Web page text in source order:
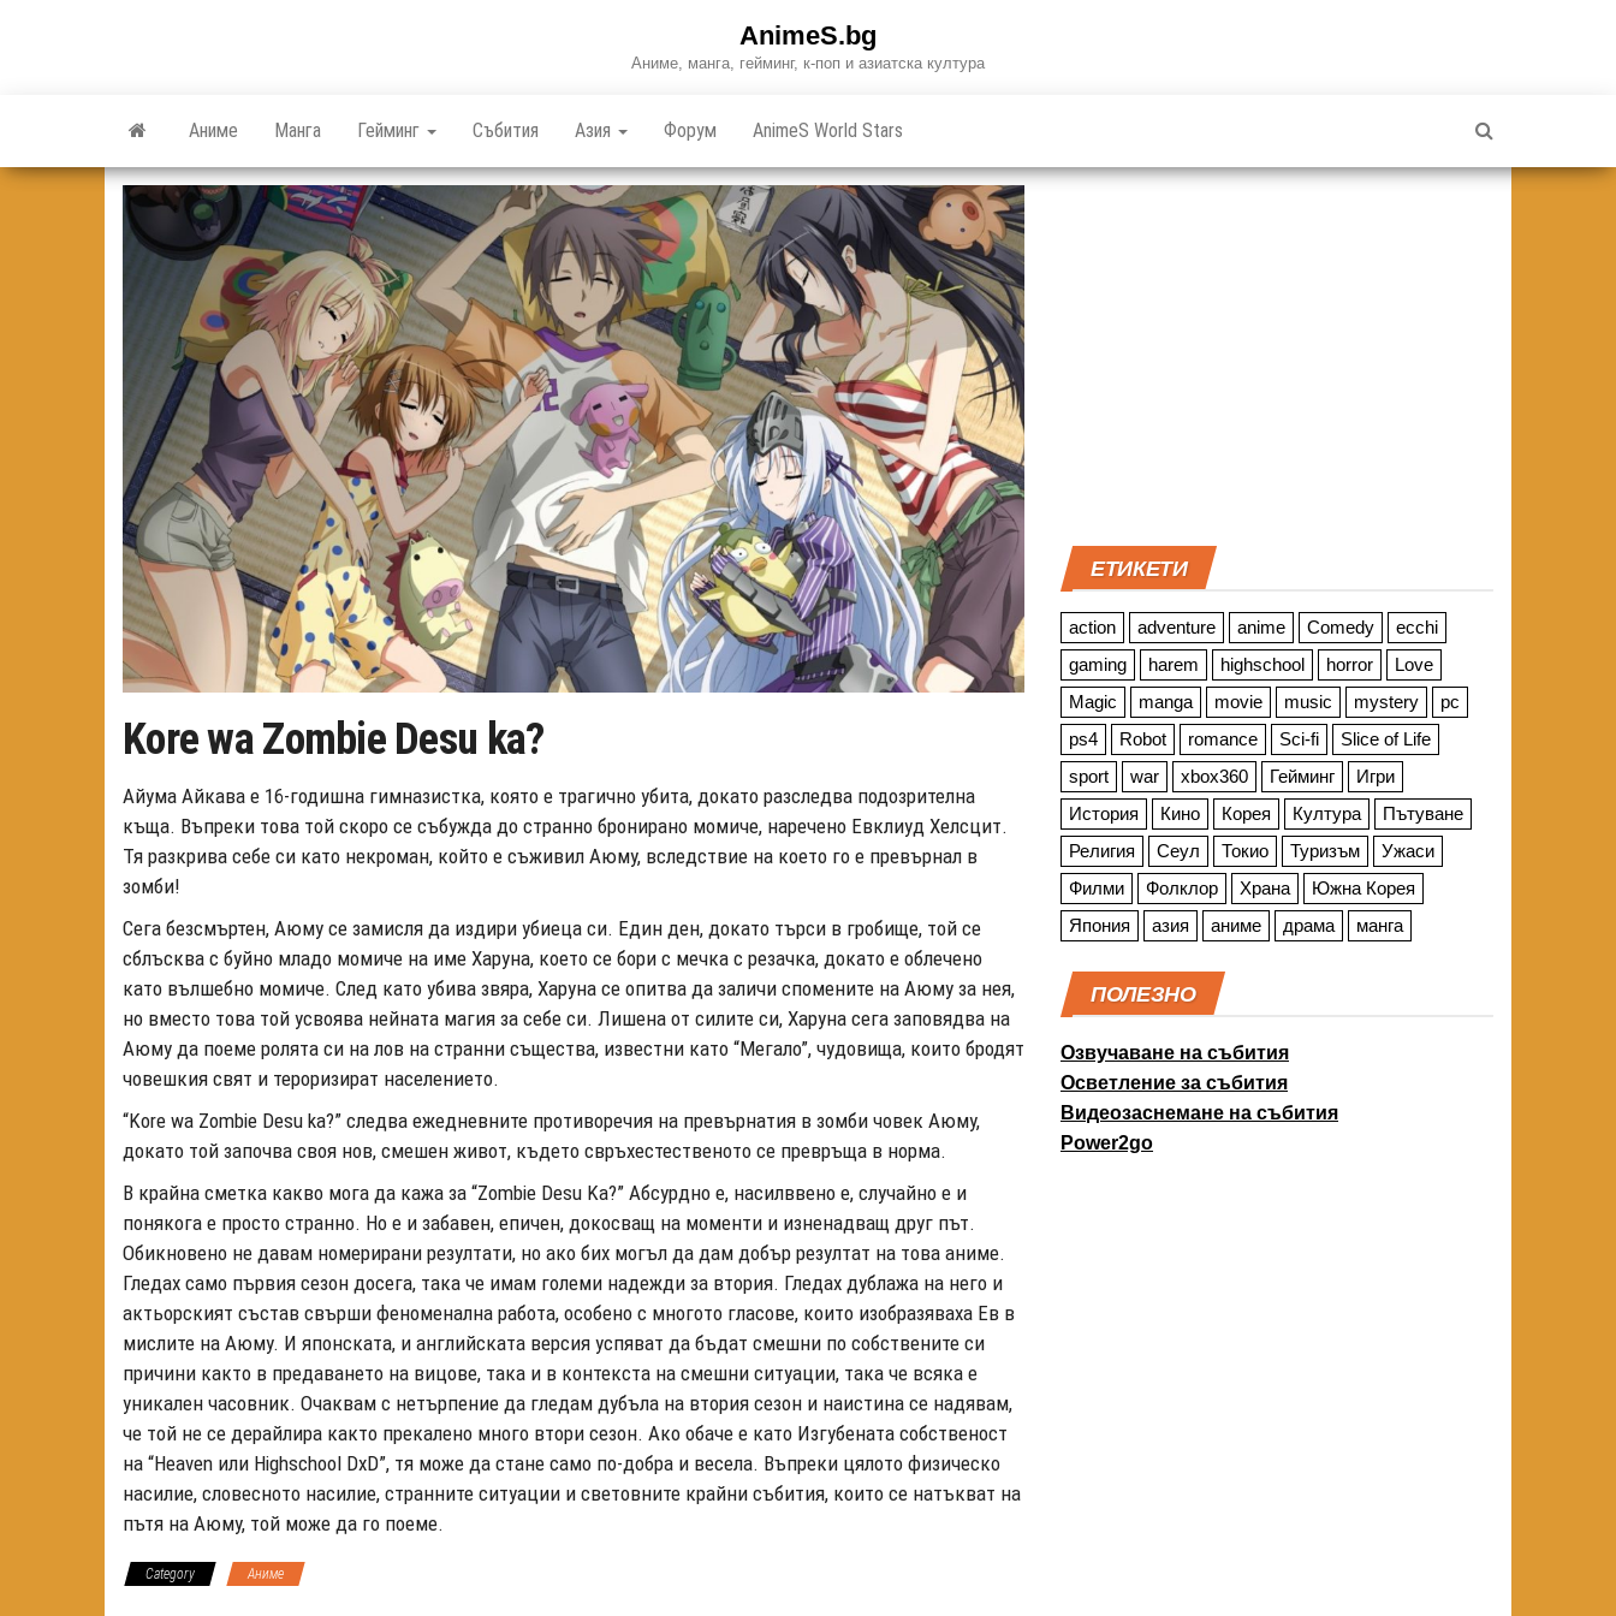
AnimeS.bg
Аниме, манга, гейминг, к-поп и азиатска култура
Аниме Манга Гейминг Събития Азия Форум AnimeS World Stars
Kore wa Zombie Desu ka?
Айума Айкава е 16-годишна гимназистка, която е трагично убита, докато разследва подозрителна
къща. Въпреки това той скоро се събужда до странно бронирано момиче, наречено Евклиуд Хелсцит.
Тя разкрива себе си като некроман, който е съживил Аюму, вследствие на което го е превърнал в
зомби!
Сега безсмъртен, Аюму се замисля да издири убиеца си. Един ден, докато търси в гробище, той се
сблъсква с буйно младо момиче на име Харуна, което се бори с мечка с резачка, докато е облечено
като вълшебно момиче. След като убива звяра, Харуна се опитва да заличи спомените на Аюму за нея,
но вместо това той усвоява нейната магия за себе си. Лишена от силите си, Харуна сега заповядва на
Аюму да поеме ролята си на лов на странни същества, известни като “Мегало”, чудовища, които бродят
човешкия свят и тероризират населението.
“Kore wa Zombie Desu ka?” следва ежедневните противоречия на превърнатия в зомби човек Аюму,
докато той започва своя нов, смешен живот, където свръхестественото се превръща в норма.
В крайна сметка какво мога да кажа за “Zombie Desu Ka?” Абсурдно е, насилввено е, случайно е и
понякога е просто странно. Но е и забавен, епичен, докосващ на моменти и изненадващ друг път.
Обикновено не давам номерирани резултати, но ако бих могъл да дам добър резултат на това аниме.
Гледах само първия сезон досега, така че имам големи надежди за втория. Гледах дублажа на него и
актьорският състав свърши феноменална работа, особено с многото гласове, които изобразяваха Ев в
мислите на Аюму. И японската, и английската версия успяват да бъдат смешни по собствените си
причини както в предаването на вицове, така и в контекста на смешни ситуации, така че всяка е
уникален часовник. Очаквам с нетърпение да гледам дубъла на втория сезон и наистина се надявам,
че той не се дерайлира както прекалено много втори сезон. Ако обаче е като Изгубената собственост
на “Heaven или Highschool DxD”, тя може да стане само по-добра и весела. Въпреки цялото физическо
насилие, словесното насилие, странните ситуации и световните крайни събития, които се натъкват на
пътя на Аюму, той може да го поеме.
Category Аниме
ЕТИКЕТИ
action adventure anime Comedy
ecchi
gaming
harem highschool horror
Love
Magic
manga movie music mystery
pc
ps4
Robot romance Sci-fi
Slice of Life
sport
war xbox360 Гейминг
Игри
История
Кино Корея Култура
Пътуване
Религия
Сеул Токио Туризъм
Ужаси
Филми
Фолклор Храна
Южна Корея
Япония
азия аниме драма манга
ПОЛЕЗНО
Озвучаване на събития
Осветление за събития
Видеозаснемане на събития
Power2go